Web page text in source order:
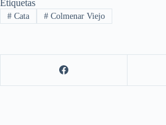
Etiquetas
#Cata #Colmenar Viejo